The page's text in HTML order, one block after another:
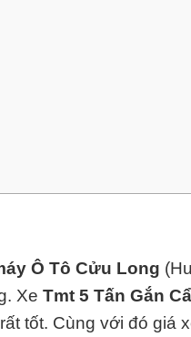
Ô Tô Cửu Long
Xe Tmt 5 Tấn Gắn
tốt. Cùng với đó giá